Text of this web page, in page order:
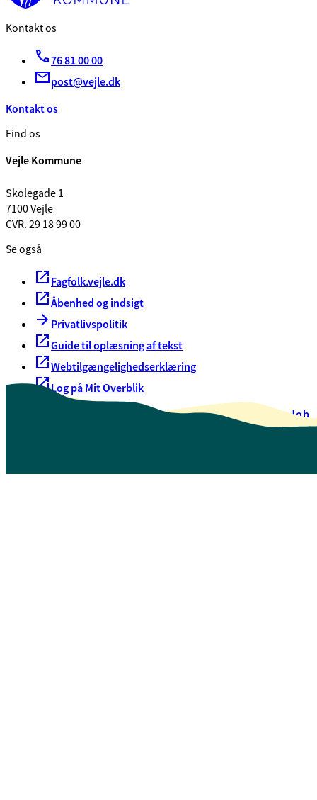
Kontakt os
76 81 00 00
post@vejle.dk
Kontakt os
Find os
Vejle Kommune
Skolegade 1
7100 Vejle
CVR. 29 18 99 00
Se også
Fagfolk.vejle.dk
Åbenhed og indsigt
Privatlivspolitik
Guide til oplæsning af tekst
Webtilgængelighedserklæring
Log på Mit Overblik
Oversigt over selvbetjeningJob